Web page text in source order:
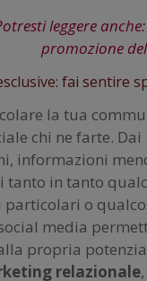
leggere
promozione
fai sentire
la tua
chi ne farte. Dai
informazioni
tanto in tanto
particolari o
media
propria
relazionale